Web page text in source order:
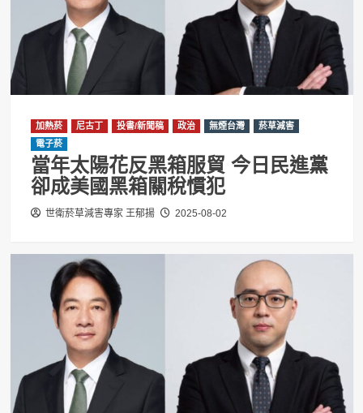
加熱菸 尼古丁 投書/新聞稿 政治 無煙台灣
菸草減害
電子菸
當年太陽花反黑箱服貿 今日民進黨
卻成美國黑箱關稅慣犯
世衛菸草減害專家 王郁揚 2025-08-02